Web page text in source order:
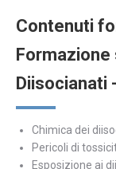
Contenuti
Formazione
Diisocianati
Chimica dei
Pericoli di
Esposizione ai